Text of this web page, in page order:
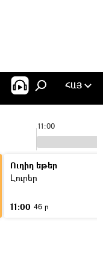
ՀԱՅ
11:00
Ուղիղ եթեր
Լուրեր
11:00 46 ր